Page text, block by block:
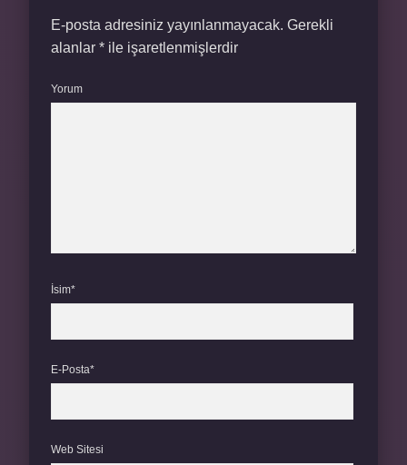
E-posta adresiniz yayınlanmayacak. Gerekli
alanlar * ile işaretlenmişlerdir
Yorum
İsim*
E-Posta*
Web Sitesi